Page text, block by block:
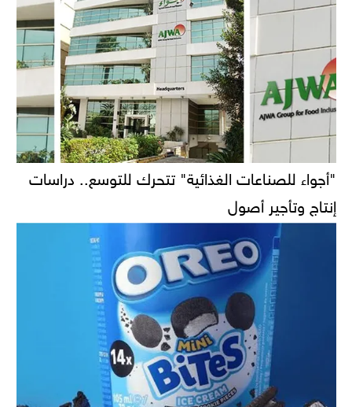
"أجواء للصناعات الغذائية" تتحرك للتوسع.. دراسات
إنتاج وتأجير أصول